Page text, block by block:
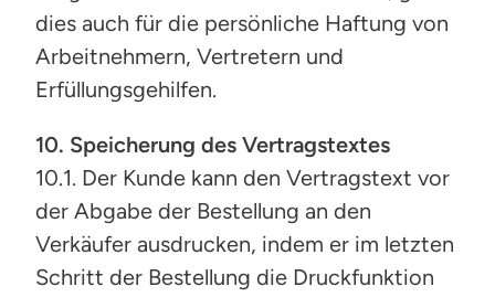
dies auch für die persönliche Haftung von
Arbeitnehmern, Vertretern und
Erfüllungsgehilfen.
10. Speicherung des Vertragstextes
10.1. Der Kunde kann den Vertragstext vor
der Abgabe der Bestellung an den
Verkäufer ausdrucken, indem er im letzten
Schritt der Bestellung die Druckfunktion